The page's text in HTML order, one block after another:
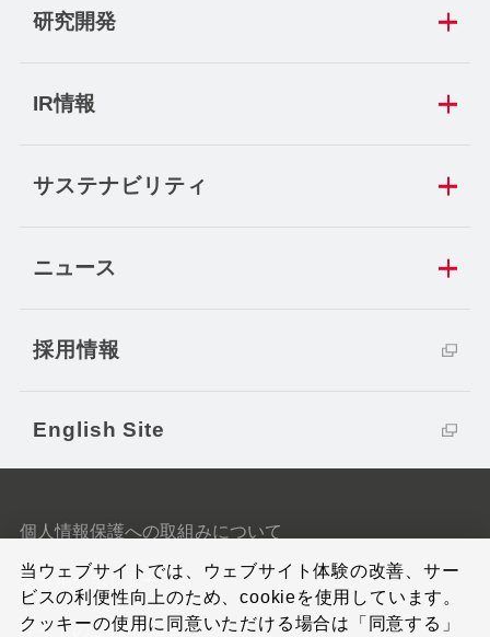
研究開発
IR情報
サステナビリティ
ニュース
採用情報
English Site
個人情報保護への取組みについて
クッキーポリシー
サイトのご利用条件
当ウェブサイトでは、ウェブサイト体験の改善、サー
ビスの利便性向上のため、cookieを使用しています。
クッキーの使用に同意いただける場合は「同意する」